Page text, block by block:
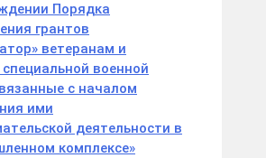
Порядка
грантов
ветеранам и
военной
с началом
ими
деятельности в
комплексе»